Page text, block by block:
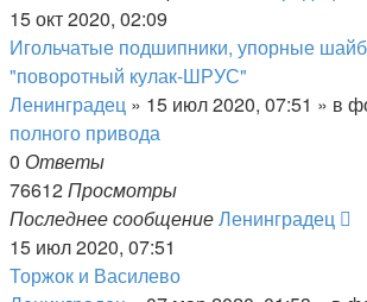
15 окт 2020, 02:09
Игольчатые подшипники, упорные
"поворотный кулак-ШРУС"
Ленинградец » 15 июл 2020, 07:51 » в
полного привода
0 Ответы
76612Просмотры
Последнее сообщениеЛенинградец
15 июл 2020, 07:51
Торжок и Василево